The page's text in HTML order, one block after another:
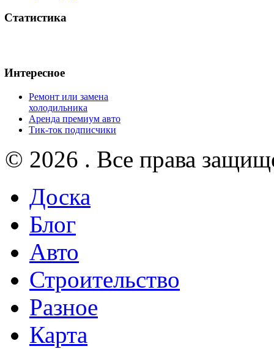
Статистика
Интересное
Ремонт или замена
холодильника
Аренда премиум авто
Тик-ток подписчики
© 2026 . Все права
Доска
Блог
Авто
Строительство
Разное
Карта